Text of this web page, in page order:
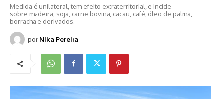
Medida é unilateral, tem efeito extraterritorial, e incide
sobre madeira, soja, carne bovina, cacau, café, óleo de palma,
borracha e derivados.
por Nika Pereira